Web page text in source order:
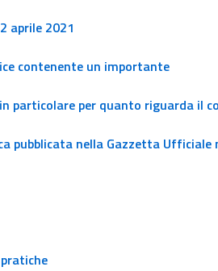
aprile 2021
contenente un importante
particolare per quanto riguarda il
pubblicata nella Gazzetta Ufficiale